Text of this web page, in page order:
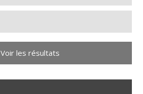
Voir les résultats